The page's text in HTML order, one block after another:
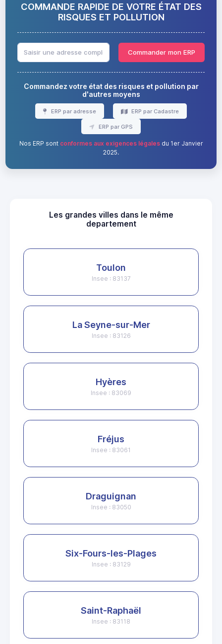
COMMANDE RAPIDE DE VOTRE ÉTAT DES
RISQUES ET POLLUTION
Commander mon ERP
Commandez votre état des risques et pollution par
d'autres moyens
ERP par adresse ERP par Cadastre
ERP par GPS
Nos ERP sont conformes aux exigences légalesdu 1er Janvier
2025.
Les grandes villes dans le même
departement
Toulon
Insee : 83137
La Seyne-sur-Mer
Insee : 83126
Hyères
Insee : 83069
Fréjus
Insee : 83061
Draguignan
Insee : 83050
Six-Fours-les-Plages
Insee : 83129
Saint-Raphaël
Insee : 83118